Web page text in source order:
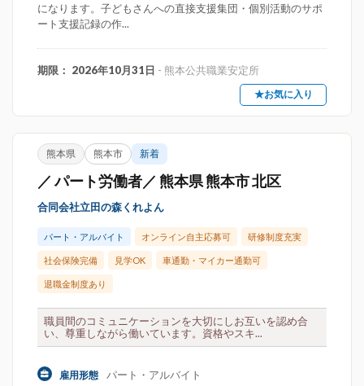
になります。子どもさんへの直接支援集団・個別活動のサポ
ート支援記録の作...
期限： 2026年10月31日 - 熊本公共職業安定所
★お気に入り
熊本県 熊本市 新着
／ パート労働者／ 熊本県 熊本市 北区
合同会社立田の森くれよん
パート・アルバイト オンライン自主応募可 研修制度充実
社会保険完備 見学OK 車通勤・マイカー通勤可
退職金制度あり
職員間のコミュニケーションを大切にしお互いを認め合
い、尊重しながら働いています。資格やスキ...
雇用形態 パート・アルバイト